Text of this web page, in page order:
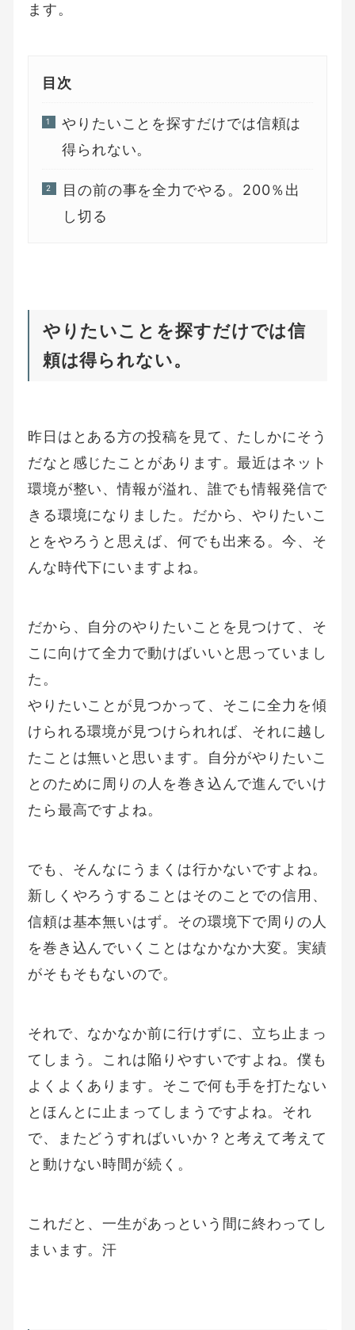
ます。
目次
やりたいことを探すだけでは信頼は
得られない。
目の前の事を全力でやる。200％出
し切る
やりたいことを探すだけでは信
頼は得られない。
昨日はとある方の投稿を見て、たしかにそう
だなと感じたことがあります。最近はネット
環境が整い、情報が溢れ、誰でも情報発信で
きる環境になりました。だから、やりたいこ
とをやろうと思えば、何でも出来る。今、そ
んな時代下にいますよね。
だから、自分のやりたいことを見つけて、そ
こに向けて全力で動けばいいと思っていまし
た。
やりたいことが見つかって、そこに全力を傾
けられる環境が見つけられれば、それに越し
たことは無いと思います。自分がやりたいこ
とのために周りの人を巻き込んで進んでいけ
たら最高ですよね。
でも、そんなにうまくは行かないですよね。
新しくやろうすることはそのことでの信用、
信頼は基本無いはず。その環境下で周りの人
を巻き込んでいくことはなかなか大変。実績
がそもそもないので。
それで、なかなか前に行けずに、立ち止まっ
てしまう。これは陥りやすいですよね。僕も
よくよくあります。そこで何も手を打たない
とほんとに止まってしまうですよね。それ
で、またどうすればいいか？と考えて考えて
と動けない時間が続く。
これだと、一生があっという間に終わってし
まいます。汗